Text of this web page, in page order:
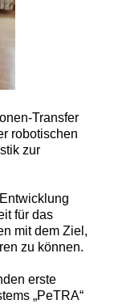
Transfer
robotischen
zur
für das
mit dem Ziel,
zu können.
erste
„PeTRA“